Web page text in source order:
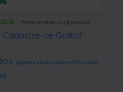
Para receber você precisa
Cadastre-se Grátis!
(alguns ainda podem funcionar,